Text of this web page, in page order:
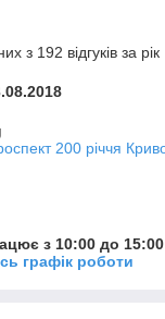
з 192 відгуків за рік
200 річчя
з 10:00 до 15:00
графік роботи